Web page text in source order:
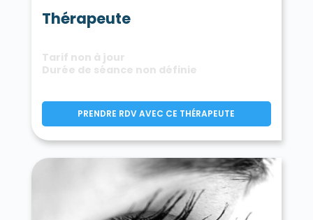
Thérapeute
Tarif non à jour
Durée de séance non définie
PRENDRE RDV AVEC CE THÉRAPEUTE